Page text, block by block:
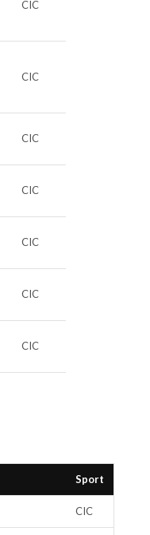
CIC
CIC
CIC
CIC
CIC
CIC
CIC
Sport
CIC